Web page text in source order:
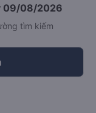
09/08/2026
tìm kiếm